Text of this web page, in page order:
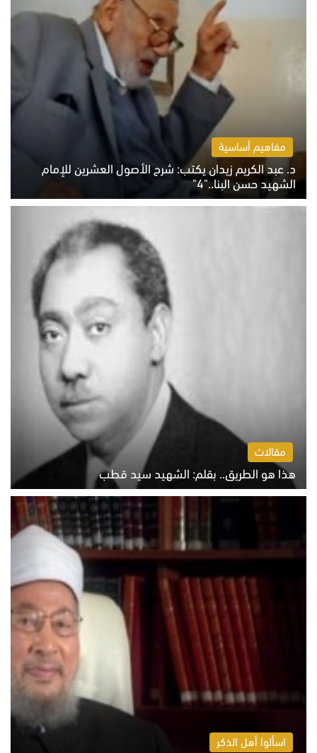
مفاهيم أساسية
د. عبد الكريم زيدان يكتب: شرح الأصول العشرين للإمام
الشهيد حسن البنا.."4"
الخميس 6 أغسطس 2026 10:27 ص
مقالات
هذا هو الطريق.. بقلم: الشهيد سيد قطب
الخميس 6 أغسطس 2026 10:52 ص
اسألوا أهل الذكر